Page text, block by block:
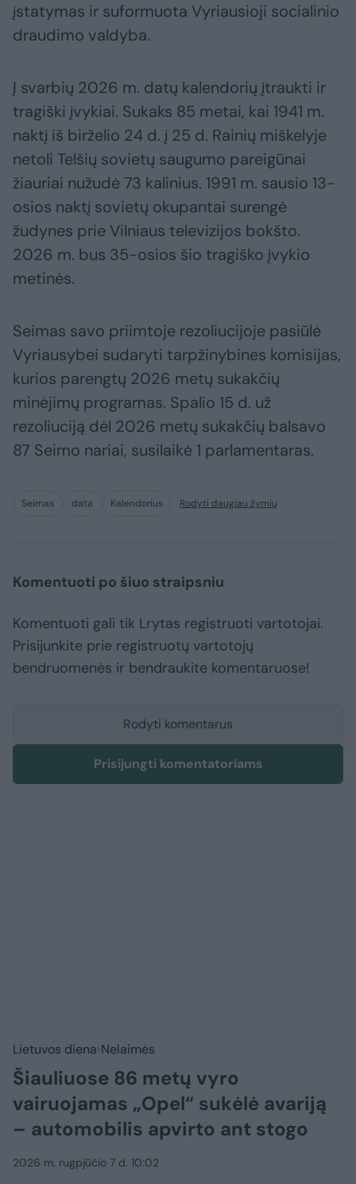
įstatymas ir suformuota Vyriausioji socialinio
draudimo valdyba.
Į svarbių 2026 m. datų kalendorių įtraukti ir
tragiški įvykiai. Sukaks 85 metai, kai 1941 m.
naktį iš birželio 24 d. į 25 d. Rainių miškelyje
netoli Telšių sovietų saugumo pareigūnai
žiauriai nužudė 73 kalinius. 1991 m. sausio 13-
osios naktį sovietų okupantai surengė
žudynes prie Vilniaus televizijos bokšto.
2026 m. bus 35-osios šio tragiško įvykio
metinės.
Seimas savo priimtoje rezoliucijoje pasiūlė
Vyriausybei sudaryti tarpžinybines komisijas,
kurios parengtų 2026 metų sukakčių
minėjimų programas. Spalio 15 d. už
rezoliuciją dėl 2026 metų sukakčių balsavo
87 Seimo nariai, susilaikė 1 parlamentaras.
Seimas data Kalendorius Rodyti daugiau žymių
Komentuoti po šiuo straipsniu
Komentuoti gali tik Lrytas registruoti vartotojai.
Prisijunkite prie registruotų vartotojų
bendruomenės ir bendraukite komentaruose!
Rodyti komentarus
Prisijungti komentatoriams
Lietuvos diena Nelaimės
Šiauliuose 86 metų vyro
vairuojamas „Opel“ sukėlė avariją
– automobilis apvirto ant stogo
2026 m. rugpjūčio 7 d. 10:02